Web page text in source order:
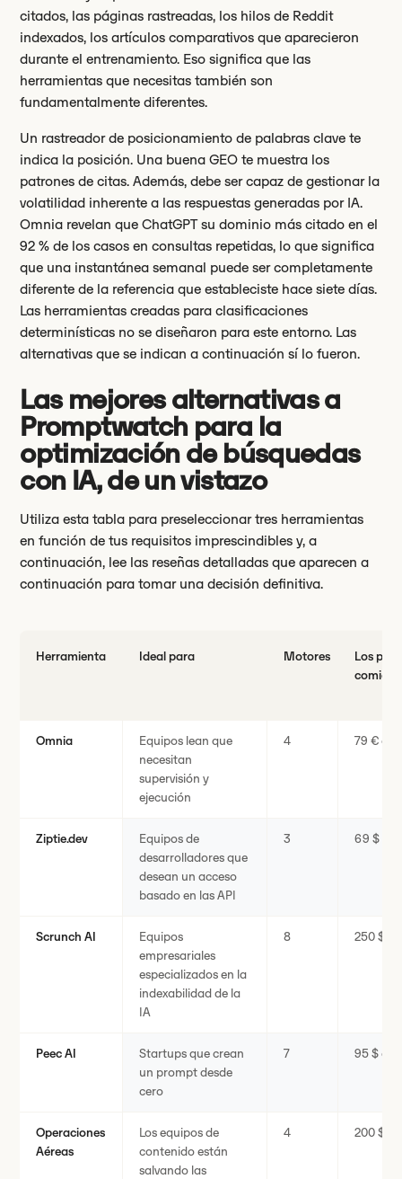
citados, las páginas rastreadas, los hilos de Reddit
indexados, los artículos comparativos que aparecieron
durante el entrenamiento. Eso significa que las
herramientas que necesitas también son
fundamentalmente diferentes.
Un rastreador de posicionamiento de palabras clave te
indica la posición. Una buena GEO te muestra los
patrones de citas. Además, debe ser capaz de gestionar la
volatilidad inherente a las respuestas generadas por IA.
Omnia revelan que ChatGPT su dominio más citado en el
92 % de los casos en consultas repetidas, lo que significa
que una instantánea semanal puede ser completamente
diferente de la referencia que estableciste hace siete días.
Las herramientas creadas para clasificaciones
determinísticas no se diseñaron para este entorno. Las
alternativas que se indican a continuación sí lo fueron.
Las mejores alternativas a
Promptwatch para la
optimización de búsquedas
con IA, de un vistazo
Utiliza esta tabla para preseleccionar tres herramientas
en función de tus requisitos imprescindibles y, a
continuación, lee las reseñas detalladas que aparecen a
continuación para tomar una decisión definitiva.
Herramienta Ideal para Motores
Los
Omnia
Equipos lean que
necesitan
supervisión y
ejecución
4 79 € al
Ziptie.dev
Equipos de
desarrolladores que
desean un acceso
basado en las API
3 69 $ al
Scrunch AI
Equipos
empresariales
especializados en la
indexabilidad de la
IA
8 250 $ al
Peec AI
Startups que crean
un prompt desde
cero
7 95 $ al
Operaciones
Aéreas
Los equipos de
contenido están
salvando las
4 200 $ al